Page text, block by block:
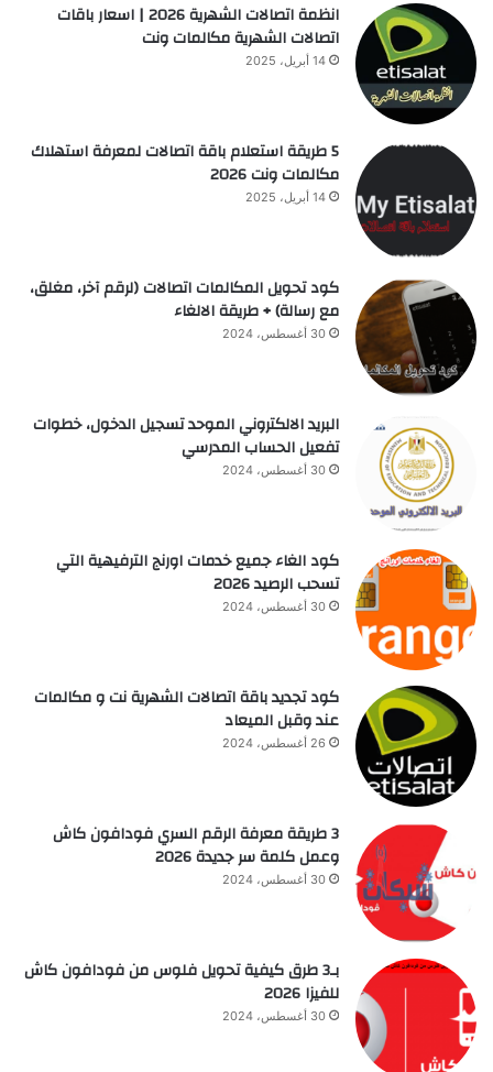
انظمة اتصالات الشهرية 2026 | اسعار باقات
اتصالات الشهرية مكالمات ونت
14 أبريل، 2025
5 طريقة استعلام باقة اتصالات لمعرفة استهلاك
مكالمات ونت 2026
14 أبريل، 2025
كود تحويل المكالمات اتصالات (لرقم آخر، مغلق،
مع رسالة) + طريقة الالغاء
30 أغسطس، 2024
البريد الالكتروني الموحد تسجيل الدخول، خطوات
تفعيل الحساب المدرسي
30 أغسطس، 2024
كود الغاء جميع خدمات اورنج الترفيهية التي
تسحب الرصيد 2026
30 أغسطس، 2024
كود تجديد باقة اتصالات الشهرية نت و مكالمات
عند وقبل الميعاد
26 أغسطس، 2024
3 طريقة معرفة الرقم السري فودافون كاش
وعمل كلمة سر جديدة 2026
30 أغسطس، 2024
بـ3 طرق كيفية تحويل فلوس من فودافون كاش
للفيزا 2026
30 أغسطس، 2024